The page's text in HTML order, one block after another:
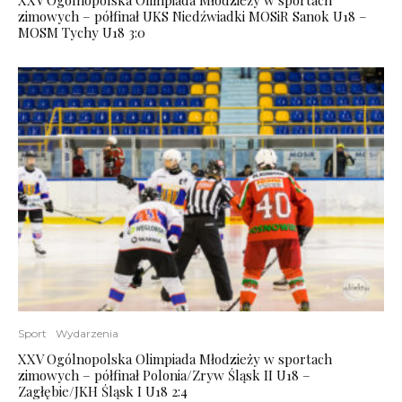
zimowych – półfinał UKS Niedźwiadki MOSiR Sanok U18 –
MOSM Tychy U18 3:0
Sport Wydarzenia
XXV Ogólnopolska Olimpiada Młodzieży w sportach
zimowych – półfinał Polonia/Zryw Śląsk II U18 –
Zagłębie/JKH Śląsk I U18 2:4